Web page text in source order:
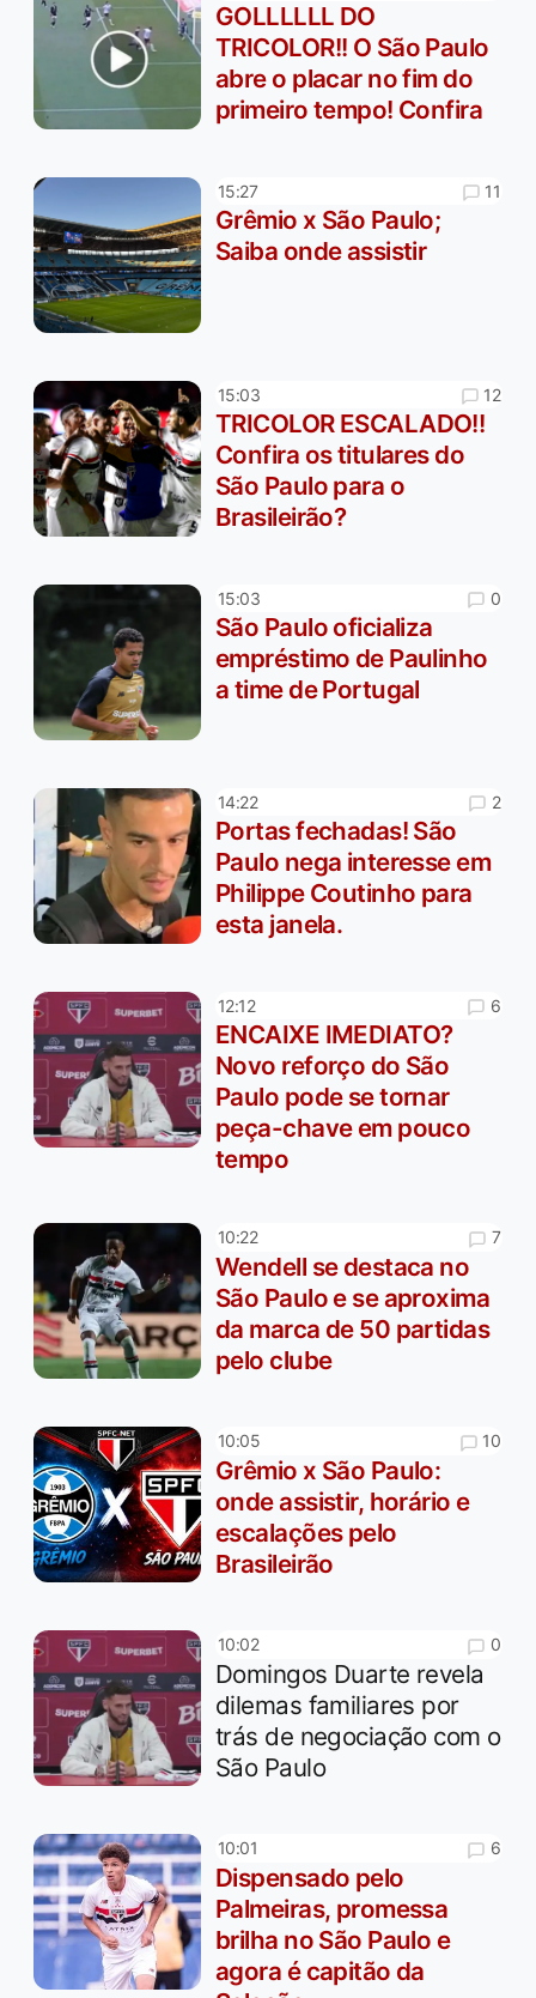
GOLLLLLL DO
TRICOLOR!! O São Paulo
abre o placar no fim do
primeiro tempo! Confira
15:27 11
Grêmio x São Paulo;
Saiba onde assistir
15:03 12
TRICOLOR ESCALADO!!
Confira os titulares do
São Paulo para o
Brasileirão?
15:03 0
São Paulo oficializa
empréstimo de Paulinho
a time de Portugal
14:22 2
Portas fechadas! São
Paulo nega interesse em
Philippe Coutinho para
esta janela.
12:12 6
ENCAIXE IMEDIATO?
Novo reforço do São
Paulo pode se tornar
peça-chave em pouco
tempo
10:22 7
Wendell se destaca no
São Paulo e se aproxima
da marca de 50 partidas
pelo clube
10:05 10
Grêmio x São Paulo:
onde assistir, horário e
escalações pelo
Brasileirão
10:02 0
Domingos Duarte revela
dilemas familiares por
trás de negociação com o
São Paulo
10:01 6
Dispensado pelo
Palmeiras, promessa
brilha no São Paulo e
agora é capitão da